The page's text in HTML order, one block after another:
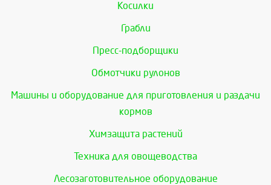
Косилки
Грабли
Пресс-подборщики
Обмотчики рулонов
Машины и оборудование для приготовления и раздачи
кормов
Химзащита растений
Техника для овощеводства
Лесозаготовительное оборудование